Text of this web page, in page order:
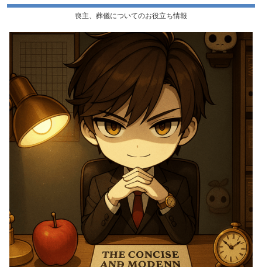
喪主、葬儀についてのお役立ち情報